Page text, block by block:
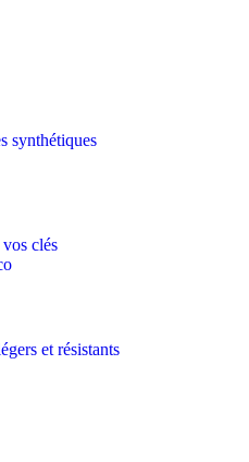
synthétiques
clés
et résistants